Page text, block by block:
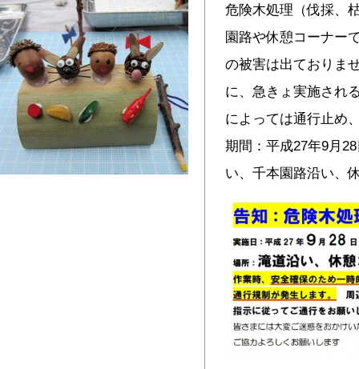
危険木処理（伐採、
園路や休憩コーナー
の被害は出ておりま
に、急きょ実施され
によっては通行止め
期間：平成27年9月
い、千本園路沿い、